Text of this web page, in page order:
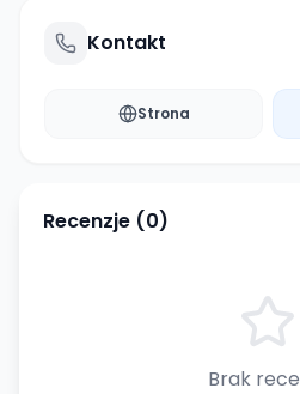
Kontakt
Strona
Recenzje (0)
Brak